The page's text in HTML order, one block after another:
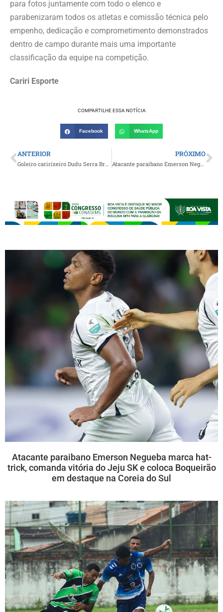
para fotos juntamente com todo o elenco e
parabenizaram todos os atletas e comissão técnica pelo
empenho, dedicação e comprometimento demonstrados
dentro de campo durante mais uma importante
classificação da equipe na competição.
Cariri Esporte
COMPARTILHE ESSA NOTÍCIA
Facebook WhatsApp
ANTERIOR PRÓXIMO
Atacante paraibano Emerson Negueba brilha na Coreia do Sul e ajuda Jeju SK a vencer líder da Liga K1
Atacante paraibano Emerson Negueba marca hat-
trick, comanda vitória do Jeju SK e coloca Boqueirão
em destaque na Coreia do Sul